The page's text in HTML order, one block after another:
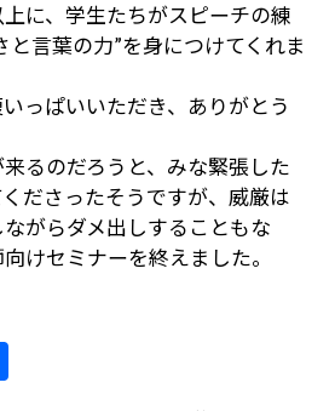
に、学生たちがスピーチの練
と言葉の力”を身につけてくれま
っぱいいただき、ありがとう
るのだろうと、みな緊張した
ださったそうですが、威厳は
がらダメ出しすることもな
けセミナーを終えました。